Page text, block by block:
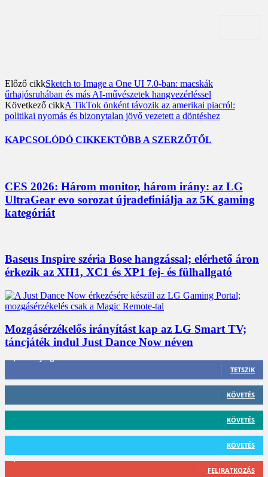
Előző cikkSketch to Image a One UI 7.0-ban: macskák
űrhajósruhában és más AI-művészetek hangvezérléssel
Következő cikkA TikTok önként távozik az amerikai piacról:
politikai nyomás és bizonytalan jövő vezetett a döntéshez
KAPCSOLÓDÓ CIKKEKTÖBB A SZERZŐTŐL
CES 2026: Három monitor, három irány: az LG
UltraGear evo sorozat újradefiniálja az 5K gaming
kategóriát
Baseus Inspire széria Bose hangzással; elérhető áron
érkezik az XH1, XC1 és XP1 fej- és fülhallgató
Mozgásérzékelős irányítást kap az LG Smart TV;
táncjáték indul Just Dance Now néven
TETSZIK
KÖVETÉS
KÖVETÉS
KÖVETÉS
FELIRATKOZÁS